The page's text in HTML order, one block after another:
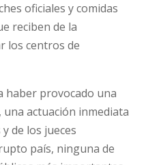
oficiales y comidas
reciben de la
los centros de
haber provocado una
actuación inmediata
de los jueces
país, ninguna de